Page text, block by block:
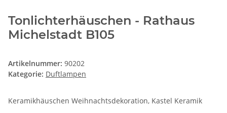
Tonlichterhäuschen - Rathaus
Michelstadt B105
Artikelnummer: 90202
Kategorie: Duftlampen
Keramikhäuschen Weihnachtsdekoration, Kastel Keramik